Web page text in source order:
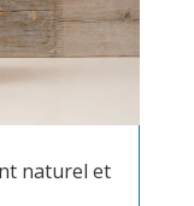
naturel et